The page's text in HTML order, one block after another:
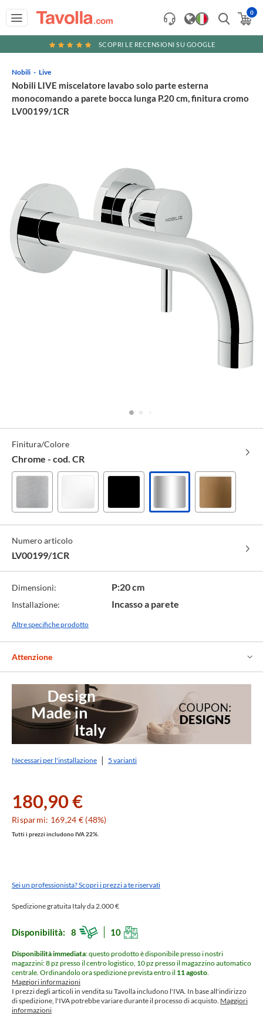
0
SCOPRI LE RECENSIONI SU GOOGLE
Nobili Live
Nobili LIVE miscelatore lavabo solo parte esterna
monocomando a parete bocca lunga P.20 cm, finitura cromo
LV00199/1CR
Specifiche
Tecniche
Finitura/Colore
Chrome - cod. CR
Inox
-
IX
Polar
white
Mora
opaco
Chrome
-
Tabacco
opaco
Numero articolo
LV00199/1CR
Dimensioni: P:20 cm
Installazione: Incasso a parete
Altre specifiche prodotto
Attenzione
Necessari per l'installazione 5 varianti
180,90 €
Risparmi: 169,24 € (48%)
Tutti i prezzi includono IVA 22%.
Sei un professionista? Scopri i prezzi a te riservati
Spedizione gratuita Italy da 2.000 €
Disponibilità: 8 10
Disponibilità immediata: questo prodotto è disponibile presso i nostri
magazzini: 8 pz presso il centro logistico, 10 pz presso il magazzino automatico
centrale. Ordinandolo ora spedizione prevista entro il 11 agosto.
Maggiori informazioni
I prezzi degli articoli in vendita su Tavolla includono l'IVA. In base all'indirizzo
di spedizione, l'IVA potrebbe variare durante il processo di acquisto. Maggiori
informazioni